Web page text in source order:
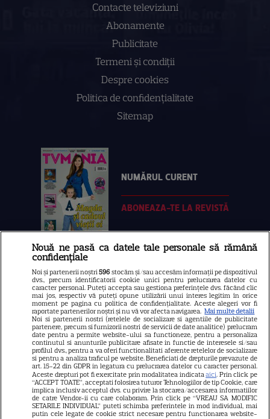
Contacte televiziuni
Abonamente
Publicitate
Termeni și condiții
Despre cookies
Politica de confidenţialitate
Sitemap
NUMĂRUL CURENT
ABONEAZA-TE LA REVISTĂ
Libertatea
Libertatea pentru femei
GSP
Știri mondene
Avantaje
Elle
Unica
Retete practice
Nouă ne pasă ca datele tale personale să rămână
confidențiale
Noi și partenerii noștri596 stocăm și/sau accesăm informații pe dispozitivul
dvs., precum identificatorii cookie unici pentru prelucrarea datelor cu
caracter personal. Puteți accepta sau gestiona preferințele dvs. făcând clic
mai jos, respectiv vă puteți opune utilizării unui interes legitim în orice
moment pe pagina cu politica de confidențialitate. Aceste alegeri vor fi
raportate partenerilor noștri și nu vă vor afecta navigarea. Mai multe detalii
Noi si partenerii nostri (retelele de socializare si agentiile de publicitate
partenere, precum si furnizorii nostri de servicii de date analitice) prelucram
date pentru a permite website-ului sa functioneze, pentru a personaliza
continutul si anunturile publicitare afisate in functie de interesele si/sau
profilul dvs., pentru a va oferi functionalitati aferente retelelor de socializare
si pentru a analiza traficul pe website. Beneficiati de drepturile prevazute de
art. 15-22 din GDPR in legatura cu prelucrarea datelor cu caracter personal.
Aceste drepturi pot fi exercitate prin modalitatea indicataaici. Prin click pe
“ACCEPT TOATE”, acceptati folosirea tuturor Tehnologiilor de tip Cookie, care
implica inclusiv acceptul dvs. cu privire la stocarea/accesarea informatiilor
de catre Vendor-ii cu care colaboram. Prin click pe “VREAU SA MODIFIC
SETARILE INDIVIDUAL” puteti schimba preferintele in mod individual, mai
putin cele legate de cookie strict necesare pentru functionarea website-